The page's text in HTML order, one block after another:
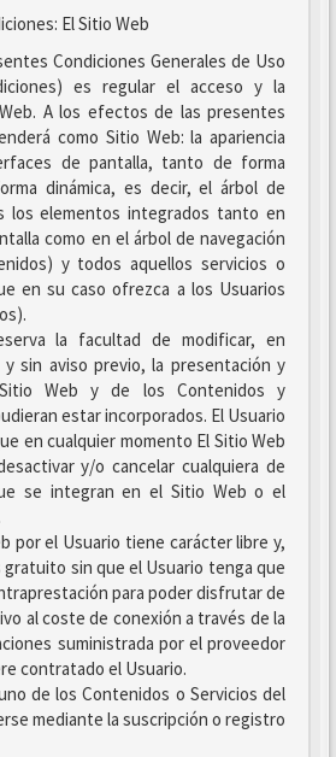
El Sitio Web
Condiciones Generales de Uso
es regular el acceso y la
A los efectos de las presentes
como Sitio Web: la apariencia
de pantalla, tanto de forma
dinámica, es decir, el árbol de
los elementos integrados tanto en
como en el árbol de navegación
y todos aquellos servicios o
en su caso ofrezca a los Usuarios
la facultad de modificar, en
sin aviso previo, la presentación y
Web y de los Contenidos y
estar incorporados. El Usuario
en cualquier momento El Sitio Web
y/o cancelar cualquiera de
se integran en el Sitio Web o el
por el Usuario tiene carácter libre y,
sin que el Usuario tenga que
para poder disfrutar de
al coste de conexión a través de la
suministrada por el proveedor
contratado el Usuario.
de los Contenidos o Servicios del
mediante la suscripción o registro